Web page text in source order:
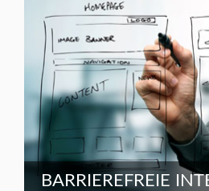
BARRIEREFREIE